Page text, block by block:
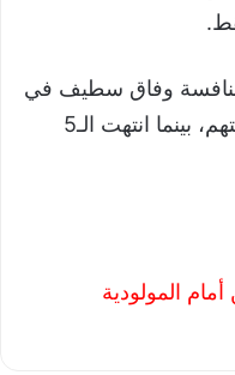
منافسة وفاق سطيف في
6 مباريات من آخر 11 مباراة جمعتهم، بينما انتهت الـ5
المولودية